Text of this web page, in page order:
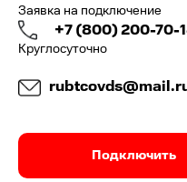
Заявка на подключение
+7 (800) 200-70-
Круглосуточно
Подключить